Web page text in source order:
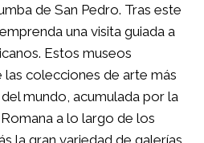
de San Pedro. Tras este
una visita guiada a
Estos museos
las colecciones de arte más
mundo, acumulada por la
a lo largo de los
la gran variedad de galerías,